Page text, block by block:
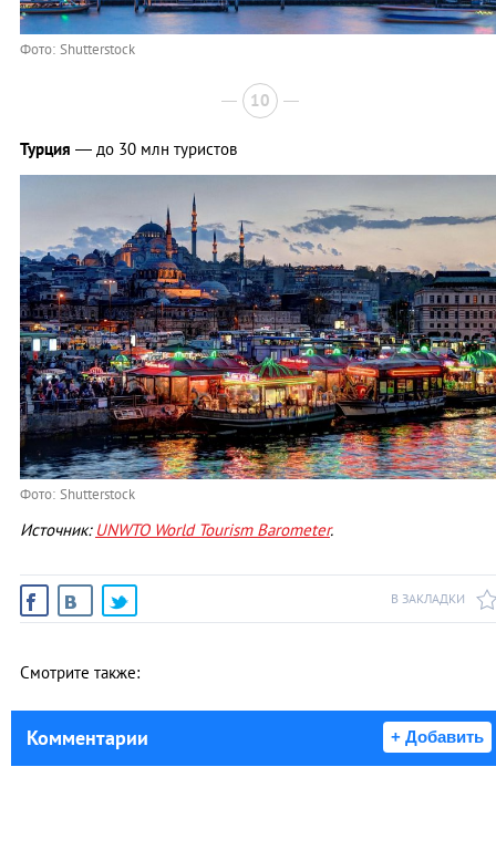
Фото: Shutterstock
10
Турция — до 30 млн туристов
Фото: Shutterstock
Источник: UNWTO World Tourism Barometer.
В ЗАКЛАДКИ
Смотрите также:
Комментарии + Добавить